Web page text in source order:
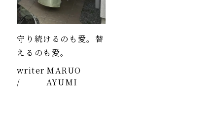
守り続けるのも愛。替
えるのも愛。
writer
/
MARUO
AYUMI